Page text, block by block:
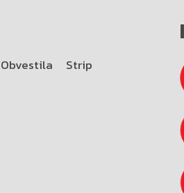
Obvestila
Strip